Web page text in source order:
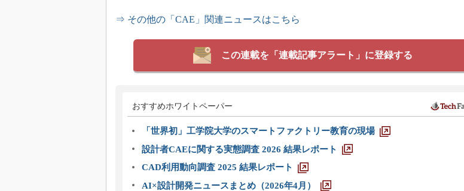
⇒ その他の「CAE」関連ニュースはこちら
この連載を「連載記事アラート」に登録する
おすすめホワイトペーパー
「世界初」工学院大学のスマートファクトリー教育の現場
設計者CAEに関する実態調査 2026 結果レポート
CAD利用動向調査 2025 結果レポート
AI×設計開発ニュースまとめ（2026年4月）